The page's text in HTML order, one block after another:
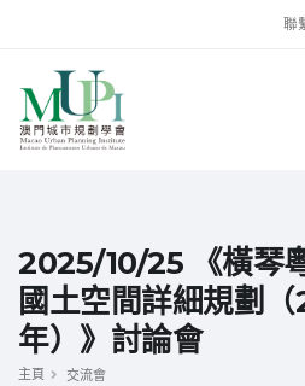
聯
2025/10/25 《橫琴
國土空間詳細規劃
年）》討論會
主頁
交流會